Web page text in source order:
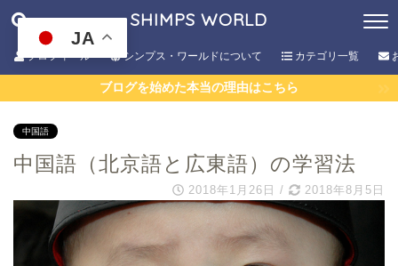
SHIMPS WORLD
プロフィール シンプス・ワールドについて カテゴリ一覧
ブログを始めた本当の理由はこちら
中国語
中国語（北京語と広東語）の学習法
2018年1月26日 / 2018年8月5日
JA